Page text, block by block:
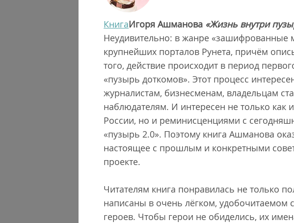
КнигаИгоря Ашманова «Жизнь внутри
Неудивительно: в жанре «зашифрованные
крупнейших порталов Рунета, причём
того, действие происходит в период
«пузырь доткомов». Этот процесс
журналистам, бизнесменам, владельцам
наблюдателям. И интересен не только как
России, но и реминисценциями с
«пузырь 2.0». Поэтому книга Ашманова
настоящее с прошлым и конкретными
проекте.
Читателям книга понравилась не только
написаны в очень лёгком,
героев. Чтобы герои не обиделись, их